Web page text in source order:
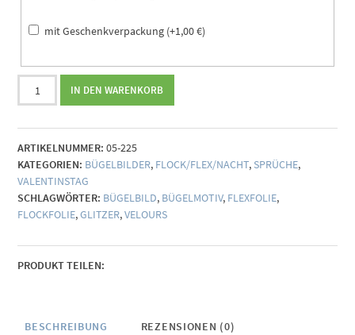
mit Geschenkverpackung (+1,00€)
#Gönndir
Menge
IN DEN WARENKORB
ARTIKELNUMMER: 05-225
KATEGORIEN: BÜGELBILDER, FLOCK/FLEX/NACHT, SPRÜCHE,
VALENTINSTAG
SCHLAGWÖRTER: BÜGELBILD, BÜGELMOTIV, FLEXFOLIE,
FLOCKFOLIE,GLITZER,VELOURS
PRODUKT TEILEN:
BESCHREIBUNG REZENSIONEN (0)